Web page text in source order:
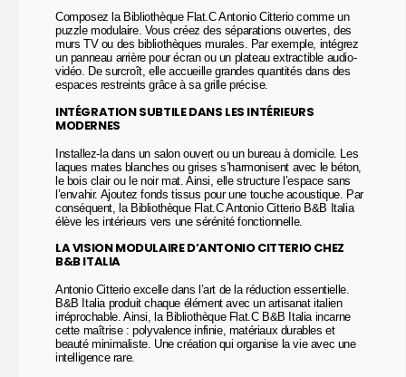
Composez la Bibliothèque Flat.C Antonio Citterio comme un
puzzle modulaire. Vous créez des séparations ouvertes, des
murs TV ou des bibliothèques murales. Par exemple, intégrez
un panneau arrière pour écran ou un plateau extractible audio-
vidéo. De surcroît, elle accueille grandes quantités dans des
espaces restreints grâce à sa grille précise.
INTÉGRATION SUBTILE DANS LES INTÉRIEURS
MODERNES
Installez-la dans un salon ouvert ou un bureau à domicile. Les
laques mates blanches ou grises s’harmonisent avec le béton,
le bois clair ou le noir mat. Ainsi, elle structure l’espace sans
l’envahir. Ajoutez fonds tissus pour une touche acoustique. Par
conséquent, la Bibliothèque Flat.C Antonio Citterio B&B Italia
élève les intérieurs vers une sérénité fonctionnelle.
LA VISION MODULAIRE D’ANTONIO CITTERIO CHEZ
B&B ITALIA
Antonio Citterio excelle dans l’art de la réduction essentielle.
B&B Italia produit chaque élément avec un artisanat italien
irréprochable. Ainsi, la Bibliothèque Flat.C B&B Italia incarne
cette maîtrise : polyvalence infinie, matériaux durables et
beauté minimaliste. Une création qui organise la vie avec une
intelligence rare.